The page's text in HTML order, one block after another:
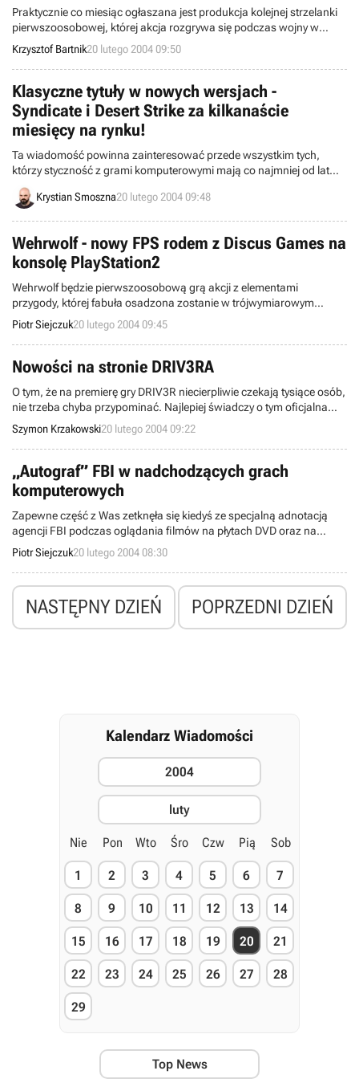
Praktycznie co miesiąc ogłaszana jest produkcja kolejnej strzelanki
pierwszoosobowej, której akcja rozgrywa się podczas wojny w
Wietnamie. Gracze wciąż czekają m.in. na Battlefield: Vietnam, a
tymczasem wirtualną wersję powyższego konfliktu przygotowuje
także duet Guerrilla - Eidos Interactive. Opisywany program nosi
nazwę ShellShock: Nam '67 i, według zapowiedzi, powinien w pełni
oddawać horror oraz okrucieństwo ówczesnych wydarzeń.
Krzysztof Bartnik20 lutego 2004 09:50
Klasyczne tytuły w nowych wersjach -
Syndicate i Desert Strike za kilkanaście
miesięcy na rynku!
Ta wiadomość powinna zainteresować przede wszystkim tych,
którzy styczność z grami komputerowymi mają co najmniej od lat
dziesięciu. Otóż, znana i lubiana firma Electronic Arts, postanowiła
odkurzyć stare i zapomniane już przez większość graczy przeboje i
Krystian Smoszna20 lutego 2004 09:48
Wehrwolf - nowy FPS rodem z Discus Games na
konsolę PlayStation2
Wehrwolf będzie pierwszoosobową grą akcji z elementami
przygody, której fabuła osadzona zostanie w trójwymiarowym
świecie II Wojny Światowej. Studio Discus Games zamierza
wykorzystać najnowsze technologie związane z architekturą świata
3D, tak aby ich gra cieszyła najbardziej wymagających graczy.
Piotr Siejczuk20 lutego 2004 09:45
Nowości na stronie DRIV3RA
O tym, że na premierę gry DRIV3R niecierpliwie czekają tysiące osób,
nie trzeba chyba przypominać. Najlepiej świadczy o tym oficjalna
strona internetowa tejże produkcji, którą całkiem niedawno
odwiedziło pół miliona ludzi (vide odpowiedni news). Ta właśnie
strona została wczoraj zaktualizowana i wzbogacona o kilka
naprawdę bardzo ciekawych elementów.
Szymon Krzakowski20 lutego 2004 09:22
„Autograf” FBI w nadchodzących grach
komputerowych
Zapewne część z Was zetknęła się kiedyś ze specjalną adnotacją
agencji FBI podczas oglądania filmów na płytach DVD oraz na
kasetach typu VHS? Otóż moi drodzy takowa wiadomość w
niedalekiej przyszłości (najprawdopodobniej jeszcze w tym roku)
znajdzie się również na nośnikach CD oraz w grach video. Kilku
znanych wydawców i grup związanych z branżą elektroniczno-
rozrywkową z USA już dzisiaj potwierdziło, iż najnowsze produkty
pochodzące z ich siedzib posiądą rzeczoną wiadomość.
Piotr Siejczuk20 lutego 2004 08:30
NASTĘPNY DZIEŃ POPRZEDNI DZIEŃ
Kalendarz Wiadomości
2004
luty
Nie Pon Wto Śro Czw Pią Sob
1 2 3 4 5 6 7
8 9 10 11 12 13 14
15 16 17 18 19 20 21
22 23 24 25 26 27 28
29
Top News